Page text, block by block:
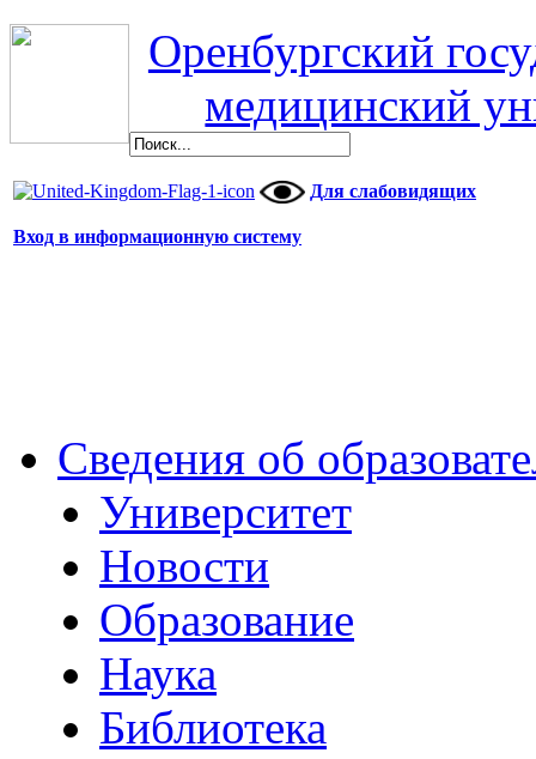
Оренбургский
медицинский
Для слабовидящих
Вход в информационную систему
Сведения об
Университет
Новости
Образование
Наука
Библиотека